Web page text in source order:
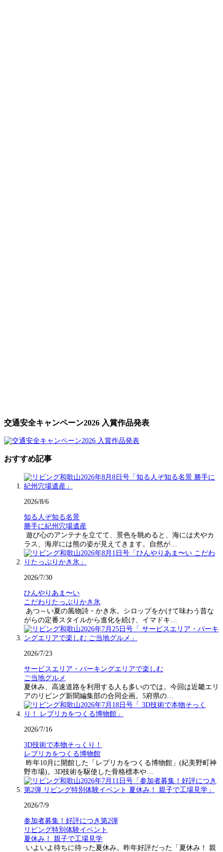
交通安全キャンペーン2026 入賞作品発表
おすすめ記事
2026/8/6
知る人ぞ知る名景
勝手に紀州穴場遺産
遊び心のアンテナを立てて、景色を眺めると、海には犬やカ
ラス、海岸には熊の姿が見えてきます。自然が…
2026/7/30
ひんやりあま〜い
こだわりたっぷりかき氷
あつ～い夏の風物詩・かき氷。シロップをかけて味わう昔な
がらの定番スタイルから進化を続け、イマドキ…
2026/7/23
サービスエリア・パーキングエリアで楽しむ
ご当地グルメ
夏休み、高速道路を利用する人も多いのでは。今回は近畿エリ
アのリビング新聞編集部の合同企画。5府県の…
2026/7/16
3D技術で本物そっくり！
レプリカをつくる博物館
昨年10月に開館した「レプリカをつくる博物館」(紀美野町神
野市場)。3D技術を駆使した骨格標本や…
2026/7/9
参加者募集！好評につき第2弾
リビング特別体験イベント
夏休み！ 親子で工場見学
いよいよ待ちに待った夏休み。昨年好評だった「夏休み！ 親